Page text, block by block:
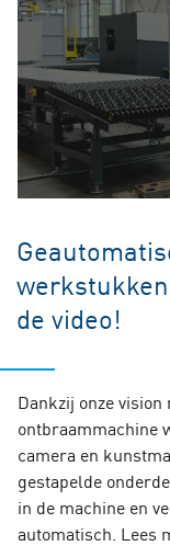
de video!
Dankzij onze
ontbraammachine
camera en
gestapelde
in de machine en
automatisch. Lees